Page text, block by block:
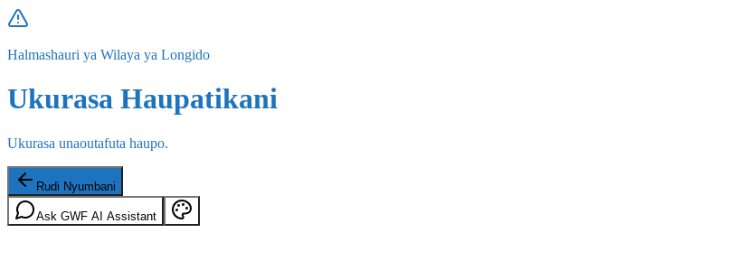
Halmashauri ya Wilaya ya Longido
Ukurasa Haupatikani
Ukurasa unaoutafuta haupo.
Rudi Nyumbani
Ask GWF AI Assistant